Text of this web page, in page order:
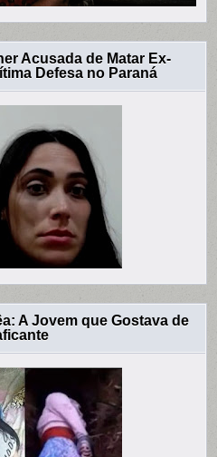
Acusada de Matar Ex-
Defesa no Paraná
A Jovem que Gostava de